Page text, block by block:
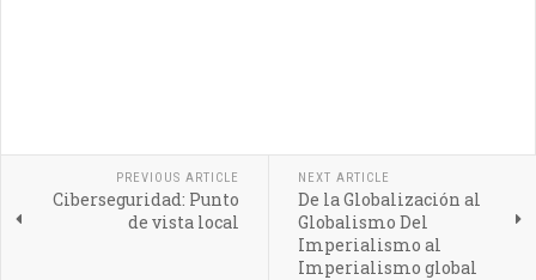
PREVIOUS ARTICLE
Ciberseguridad: Punto
de vista local
NEXT ARTICLE
De la Globalización al
Globalismo Del
Imperialismo al
Imperialismo global